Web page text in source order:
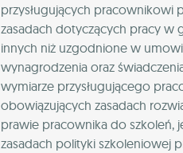
przysługujących pracownikowi
zasadach dotyczących pracy w
innych niż uzgodnione w
wynagrodzenia oraz
wymiarze przysługującego
obowiązujących zasadach
prawie pracownika do szkoleń,
zasadach polityki szkoleniowej